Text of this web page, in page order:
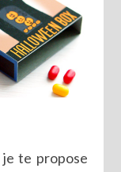
je te propose